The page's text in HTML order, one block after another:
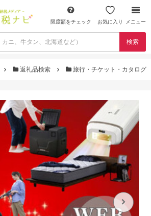
限度額をチェック お気に入り メニュー
検索
返礼品検索 旅行・チケット・カタログ